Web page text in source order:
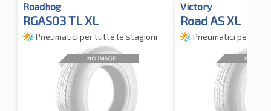
Roadhog
RGAS03 TL XL
Pneumatici per tutte le stagioni
Victory
Road AS XL
Pneumatici per